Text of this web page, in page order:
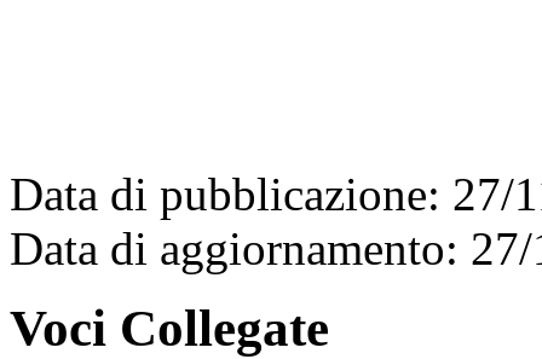
Data di pubblicazione: 27/
Data di aggiornamento:
Voci Collegate